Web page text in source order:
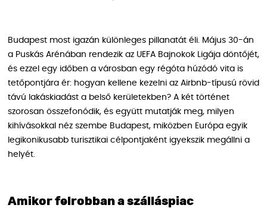
Budapest most igazán különleges pillanatát éli. Május 30-án
a Puskás Arénában rendezik az UEFA Bajnokok Ligája döntőjét,
és ezzel egy időben a városban egy régóta húzódó vita is
tetőpontjára ér: hogyan kellene kezelni az Airbnb-típusú rövid
távú lakáskiadást a belső kerületekben? A két történet
szorosan összefonódik, és együtt mutatják meg, milyen
kihívásokkal néz szembe Budapest, miközben Európa egyik
legikonikusabb turisztikai célpontjaként igyekszik megállni a
helyét.
Amikor felrobban a szálláspiac